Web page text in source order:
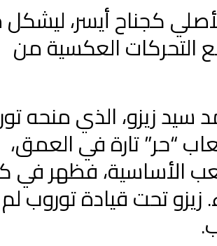
كجناح أيسر،
التحركات العكسية من
زيزو، الذي منحه
“حر” تارة في العمق،
الأساسية، فظهر في
زيزو تحت قيادة توروب